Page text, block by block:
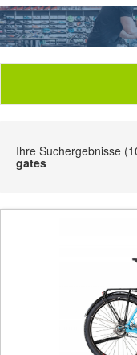
Ihre Suchergebnisse
gates